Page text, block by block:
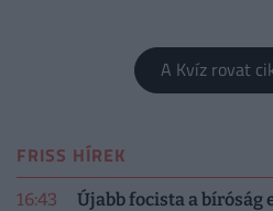
A Kvíz rovat
FRISS HÍREK
16:43
Újabb focista a bíróság